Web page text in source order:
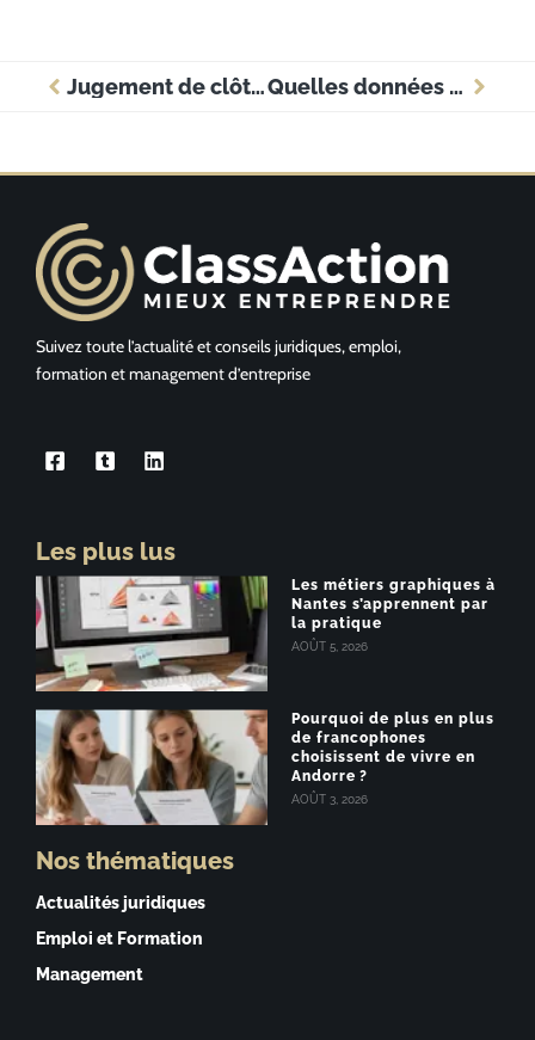
Jugement de clôture pour insuffisance d’actif : éviter les erreurs fatales pour votre entreprise Quelles données constituent le patrimoine informationnel d’une entreprise : comment les identifier et les protéger ?
Suivez toute l’actualité et conseils juridiques, emploi,
formation et management d’entreprise
Les plus lus
Les métiers graphiques à
Nantes s’apprennent par
la pratique
AOÛT 5, 2026
Pourquoi de plus en plus
de francophones
choisissent de vivre en
Andorre ?
AOÛT 3, 2026
Nos thématiques
Actualités juridiques
Emploi et Formation
Management